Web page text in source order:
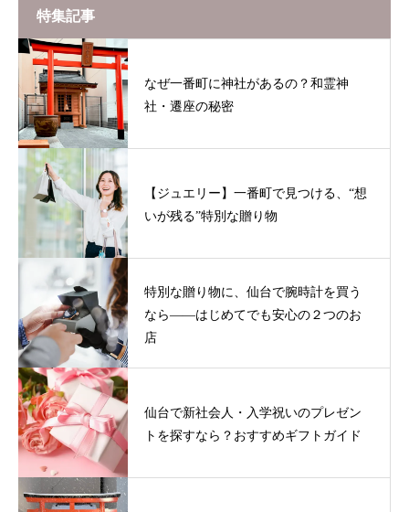
特集記事
なぜ一番町に神社があるの？和霊神
社・遷座の秘密
【ジュエリー】一番町で見つける、“想
いが残る”特別な贈り物
特別な贈り物に、仙台で腕時計を買う
なら——はじめてでも安心の２つのお
店
仙台で新社会人・入学祝いのプレゼン
トを探すなら？おすすめギフトガイド